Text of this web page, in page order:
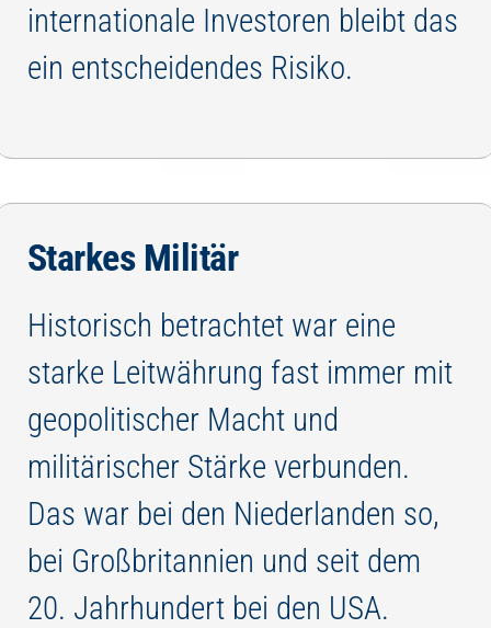
internationale Investoren bleibt das
ein entscheidendes Risiko.
Starkes Militär
Historisch betrachtet war eine
starke Leitwährung fast immer mit
geopolitischer Macht und
militärischer Stärke verbunden.
Das war bei den Niederlanden so,
bei Großbritannien und seit dem
20. Jahrhundert bei den USA.